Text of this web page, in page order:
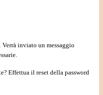
Verrà inviato un messaggio
Effettua il reset della password